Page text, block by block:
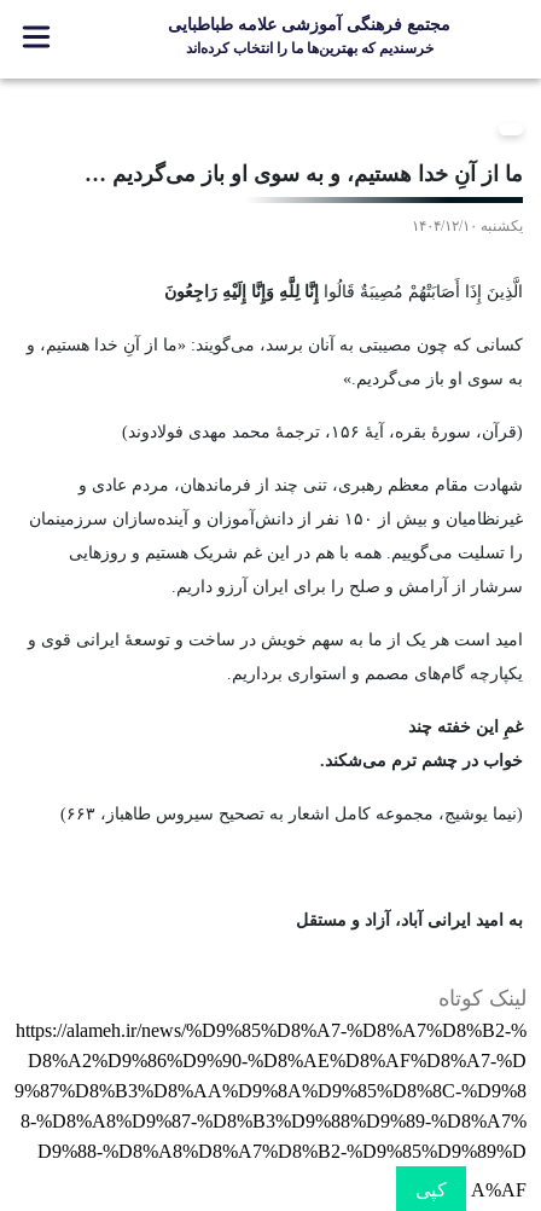
مجتمع فرهنگی آموزشی علامه طباطبایی
خرسندیم که بهترین‌ها ما را انتخاب کرده‌اند
مدارس
جشنواره ها
Designed and Developed by Kavano Team 2016-18
ما از آنِ خدا هستيم، و به سوى او باز مى‌گرديم …
یکشنبه ۱۴۰۴/۱۲/۱۰
الَّذِينَ إِذَا أَصَابَتْهُمْ مُصِيبَةٌ قَالُوا إِنَّا لِلَّهِ وَإِنَّا إِلَيْهِ رَاجِعُونَ
كسانى كه چون مصيبتى به آنان برسد، مى‌گويند: «ما از آنِ خدا هستيم، و
به سوى او باز مى‌گرديم.»
(قرآن، سورۀ بقره، آیهٔ ۱۵۶، ترجمۀ محمد مهدی فولادوند)
شهادت مقام معظم رهبری، تنی چند از فرماندهان، مردم عادی و
غيرنظاميان و بیش از ۱۵۰ نفر از دانش‌آموزان و آينده‌سازان سرزمینمان
را تسلیت می‌گوییم. همه با هم در این غم شریک هستیم و روزهایی
سرشار از آرامش و صلح را برای ايران آرزو داریم.
امید است هر یک از ما به سهم خویش در ساخت و توسعۀ ايرانی قوی و
یکپارچه گام‌های مصمم و استواری برداریم.
غمِ این خفته چند
خواب در چشم ترم می‌شکند.
(نیما یوشیج، مجموعه کامل اشعار به تصحیح سیروس طاهباز، ۶۶۳)
به امید ایرانی آباد، آزاد و مستقل
لینک کوتاه
https://alameh.ir/news/%D9%85%D8%A7-%D8%A7%D8%B2-%
D8%A2%D9%86%D9%90-%D8%AE%D8%AF%D8%A7-%D
9%87%D8%B3%D8%AA%D9%8A%D9%85%D8%8C-%D9%8
8-%D8%A8%D9%87-%D8%B3%D9%88%D9%89-%D8%A7%
D9%88-%D8%A8%D8%A7%D8%B2-%D9%85%D9%89%D
A%AF
کپی